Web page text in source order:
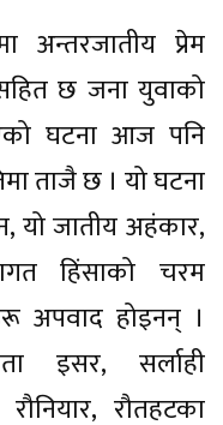
अन्तरजातीय प्रेम
छ जना युवाको
घटना आज पनि
ताजै छ । यो घटना
यो जातीय अहंकार,
हिंसाको चरम
अपवाद होइनन् ।
इसर, सर्लाही
रौतहटका